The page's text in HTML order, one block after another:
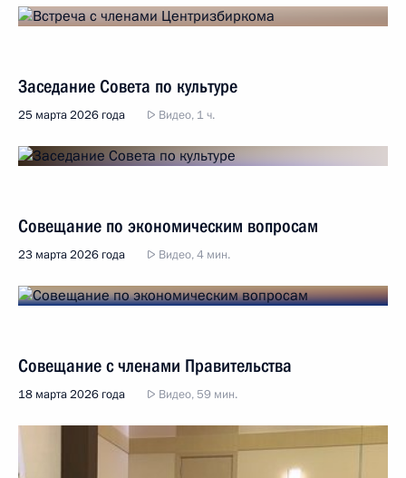
Заседание Совета по культуре
25 марта 2026 года Видео, 1 ч.
Совещание по экономическим вопросам
23 марта 2026 года Видео, 4 мин.
Совещание с членами Правительства
18 марта 2026 года Видео, 59 мин.